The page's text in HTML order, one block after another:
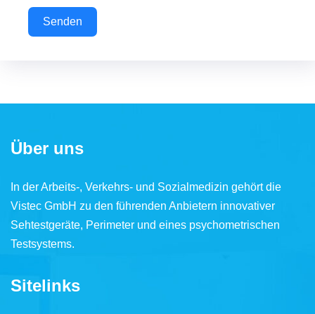
Senden
Über uns
In der Arbeits-, Verkehrs- und Sozialmedizin gehört die
Vistec GmbH zu den führenden Anbietern innovativer
Sehtestgeräte, Perimeter und eines psychometrischen
Testsystems.
Sitelinks